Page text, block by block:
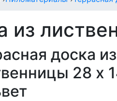
из
доска из
28 х